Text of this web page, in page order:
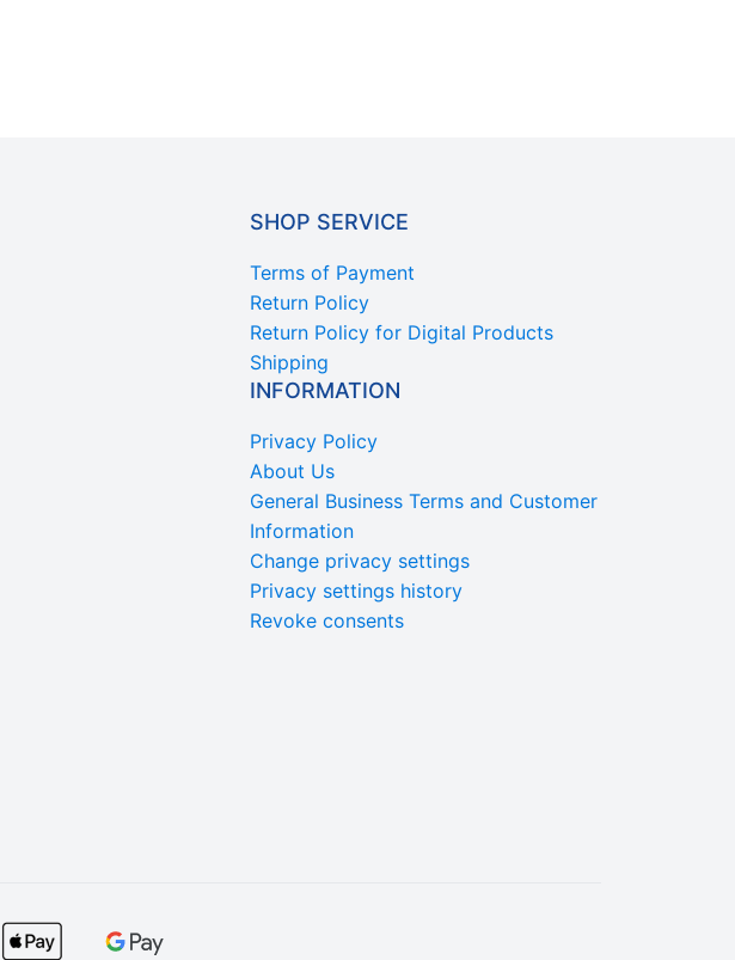
SHOP SERVICE
Terms of Payment
Return Policy
Return Policy for Digital Products
Shipping
INFORMATION
Privacy Policy
About Us
General Business Terms and Customer
Information
Change privacy settings
Privacy settings history
Revoke consents